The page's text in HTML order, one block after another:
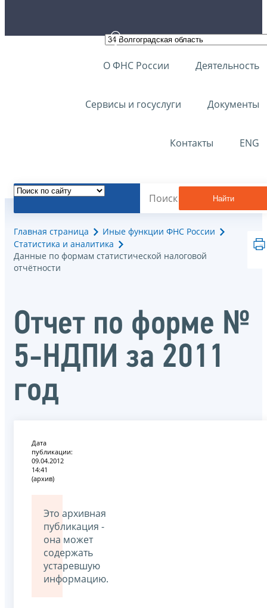
О ФНС России Деятельность
Сервисы и госуслуги Документы
Контакты ENG
Найти
Главная страница
Иные функции ФНС России
Статистика и аналитика
Данные по формам статистической налоговой
отчётности
Отчет по форме №
5-НДПИ за 2011
год
Дата
публикации:
09.04.2012
14:41
(архив)
Это архивная
публикация -
она может
содержать
устаревшую
информацию.